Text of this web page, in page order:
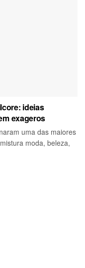
ideias
exageros
uma das maiores
moda, beleza,